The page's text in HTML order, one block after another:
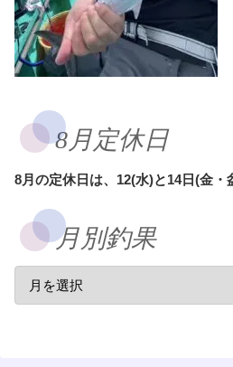
8月定休日
8月の定休日は、12(水)と14日(金・
月別釣果